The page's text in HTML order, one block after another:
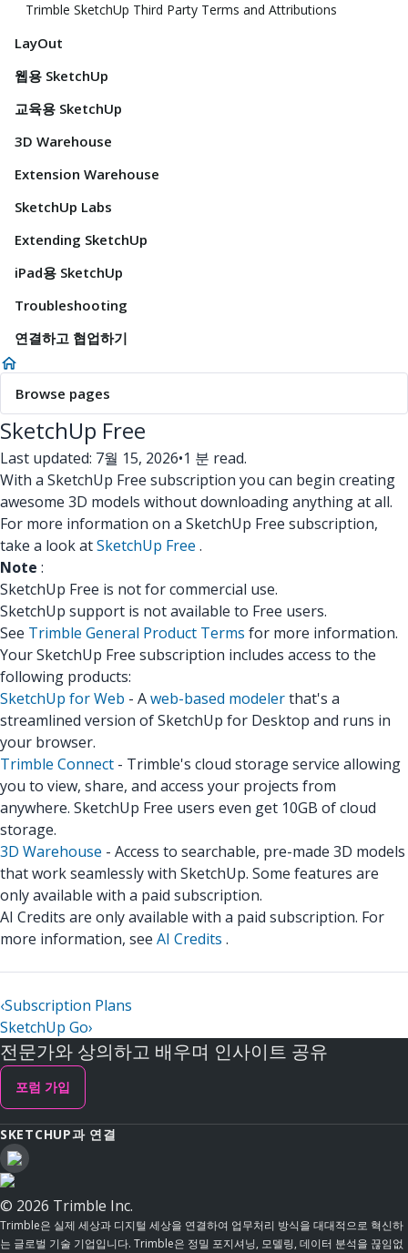
Trimble SketchUp Third Party Terms and Attributions
LayOut
웹용 SketchUp
교육용 SketchUp
3D Warehouse
Extension Warehouse
SketchUp Labs
Extending SketchUp
iPad용 SketchUp
Troubleshooting
연결하고 협업하기
Browse pages
SketchUp Free
Last updated: 7월 15, 2026•1 분 read.
With a SketchUp Free subscription you can begin creating
awesome 3D models without downloading anything at all.
For more information on a SketchUp Free subscription,
take a look atSketchUp Free .
Note :
SketchUp Free is not for commercial use.
SketchUp support is not available to Free users.
See Trimble General Product Terms for more information.
Your SketchUp Free subscription includes access to the
following products:
SketchUp for Web - Aweb-based modelerthat's a
streamlined version of SketchUp for Desktop and runs in
your browser.
Trimble Connect - Trimble's cloud storage service allowing
you to view, share, and access your projects from
anywhere. SketchUp Free users even get 10GB of cloud
storage.
3D Warehouse - Access to searchable, pre-made 3D models
that work seamlessly with SketchUp. Some features are
only available with a paid subscription.
AI Credits are only available with a paid subscription. For
more information, see AI Credits .
‹Subscription Plans
SketchUp Go›
전문가와 상의하고 배우며 인사이트 공유
포럼 가입
SKETCHUP과 연결
© 2026 Trimble Inc.
Trimble은 실제 세상과 디지털 세상을 연결하여 업무처리 방식을 대대적으로 혁신하
는 글로벌 기술 기업입니다. Trimble은 정밀 포지셔닝, 모델링, 데이터 분석을 끊임없